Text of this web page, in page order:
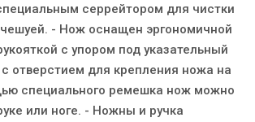
серрейтором для чистки
- Нож оснащен эргономичной
с упором под указательный
отверстием для крепления ножа на
специального ремешка нож можно
или ноге. - Ножны и ручка